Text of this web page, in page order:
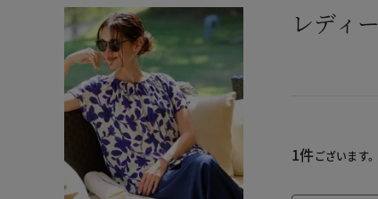
レディ
1件ございます。